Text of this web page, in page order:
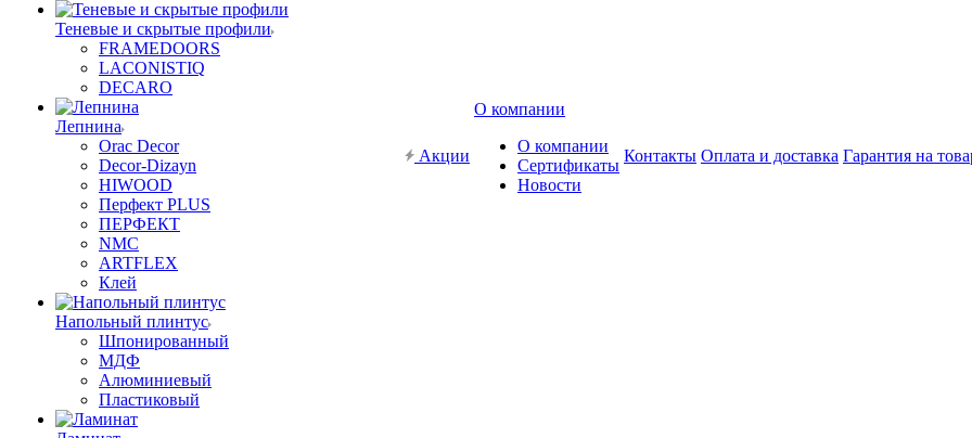
Теневые и скрытые профили
FRAMEDOORS
LACONISTIQ
DECARO
Лепнина
Orac Decor
Decor-Dizayn
HIWOOD
Перфект PLUS
ПЕРФЕКТ
NMC
ARTFLEX
Клей
Напольный плинтус
Шпонированный
МДФ
Алюминиевый
Пластиковый
Акции
О компании
О компании
Сертификаты
Новости
Контакты Оплата и доставка Гарантия на